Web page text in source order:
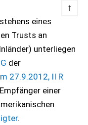
↑
eines
Trusts an
unterliegen
der
27.9.2012, II R
einer
.